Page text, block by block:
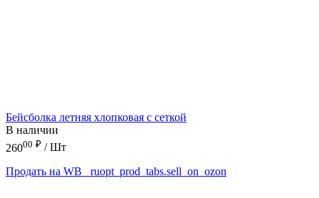
Бейсболка летняя хлопковая с сеткой
В наличии
26000 ₽ / Шт
Продать на WB
_ruopt_prod_tabs.sell_on_ozon